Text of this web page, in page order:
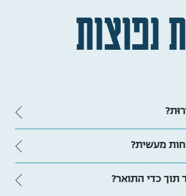
נפוצות
מעשית?
כדי התואר?